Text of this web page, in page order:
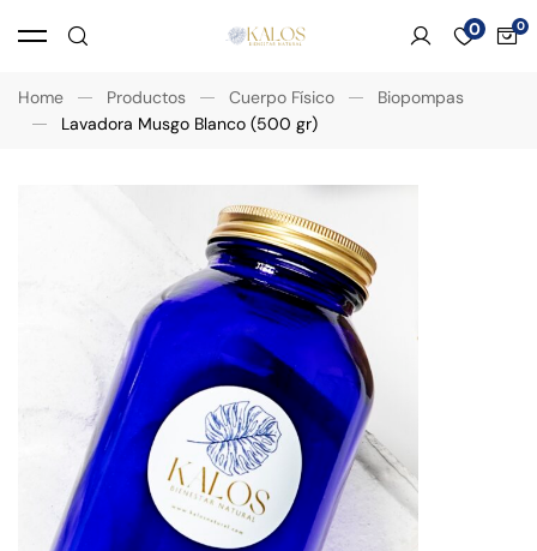
0
Home Productos Cuerpo Físico
Biopompas
Lavadora Musgo Blanco (500 gr)